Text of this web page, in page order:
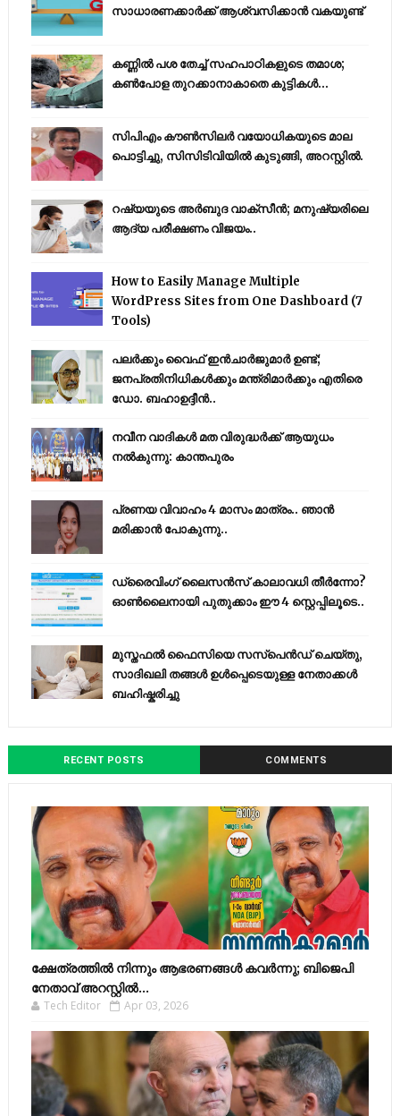
സാധാരണക്കാർക്ക് ആശ്വസിക്കാൻ വകയുണ്ട്
കണ്ണിൽ പശ തേച്ച് സഹപാഠികളുടെ തമാശ;
കൺപോള തുറക്കാനാകാതെ കുട്ടികൾ...
സിപിഎം കൗണ്‍സിലര്‍ വയോധികയുടെ മാല
പൊട്ടിച്ചു, സിസിടിവിയില്‍ കുടുങ്ങി, അറസ്റ്റില്‍.
റഷ്യയുടെ അര്‍ബുദ വാക്‌സീന്‍; മനുഷ്യരിലെ
ആദ്യ പരീക്ഷണം വിജയം..
How to Easily Manage Multiple
WordPress Sites from One Dashboard (7
Tools)
പലർക്കും വൈഫ് ഇൻചാർജുമാർ ഉണ്ട്;
ജനപ്രതിനിധികൾക്കും മന്ത്രിമാർക്കും എതിരെ
ഡോ. ബഹാഉദ്ദീൻ..
നവീന വാദികൾ മത വിരുദ്ധർക്ക് ആയുധം
നൽകുന്നു: കാന്തപുരം
പ്രണയ വിവാഹം 4 മാസം മാത്രം.. ഞാൻ
മരിക്കാൻ പോകുന്നു..
ഡ്രൈവിംഗ് ലൈസൻസ് കാലാവധി തീർന്നോ?
ഓൺലൈനായി പുതുക്കാം ഈ 4 സ്റ്റെപ്പിലൂടെ..
മുസ്തഫൽ ഫൈസിയെ സസ്‌പെൻഡ് ചെയ്തു,
സാദിഖലി തങ്ങൾ ഉൾപ്പെടെയുള്ള നേതാക്കൾ
ബഹിഷ്കരിച്ചു
RECENT POSTS COMMENTS
ക്ഷേത്രത്തിൽ നിന്നും ആഭരണങ്ങൾ കവർന്നു; ബിജെപി
നേതാവ് അറസ്റ്റിൽ...
Tech Editor Apr 03, 2026